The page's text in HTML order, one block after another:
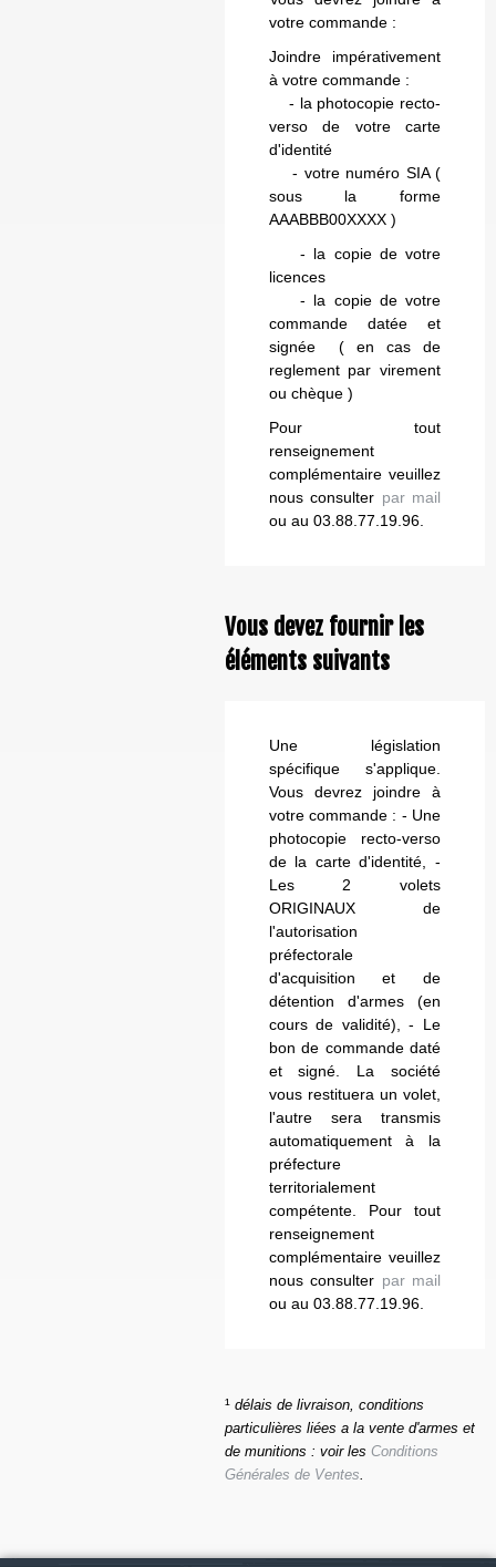
votre commande :
Joindre impérativement
à votre commande :
- la photocopie recto-
verso de votre carte
d'identité
- votre numéro SIA (
sous la forme
AAABBB00XXXX )
- la copie de votre
licences
- la copie de votre
commande datée et
signée ( en cas de
reglement par virement
ou chèque )
Pour tout
renseignement
complémentaire veuillez
nous consulter par mail
ou au 03.88.77.19.96.
Vous devez fournir les
éléments suivants
Une législation
spécifique s'applique.
Vous devrez joindre à
votre commande : - Une
photocopie recto-verso
de la carte d'identité, -
Les 2 volets
ORIGINAUX de
l'autorisation
préfectorale
d'acquisition et de
détention d'armes (en
cours de validité), - Le
bon de commande daté
et signé. La société
vous restituera un volet,
l'autre sera transmis
automatiquement à la
préfecture
territorialement
compétente. Pour tout
renseignement
complémentaire veuillez
nous consulter par mail
ou au 03.88.77.19.96.
¹ délais de livraison, conditions
particulières liées a la vente d'armes et
de munitions : voir les Conditions
Générales de Ventes.